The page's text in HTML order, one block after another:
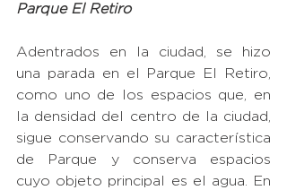
Parque El Retiro
Adentrados en la ciudad, se hizo
una parada en el Parque El Retiro,
como uno de los espacios que, en
la densidad del centro de la ciudad,
sigue conservando su característica
de Parque y conserva espacios
cuyo objeto principal es el agua. En